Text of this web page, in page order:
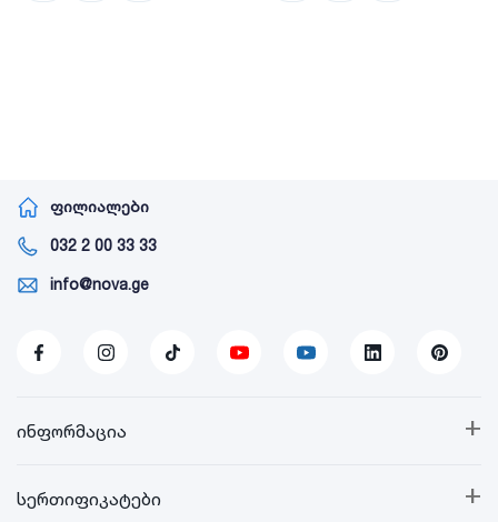
ფილიალები
032 2 00 33 33
info@nova.ge
+
ინფორმაცია
+
სერთიფიკატები